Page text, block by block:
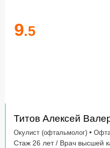
9.5
Титов Алексей
Окулист (офтальмолог) •
Стаж 26 лет / Врач высшей